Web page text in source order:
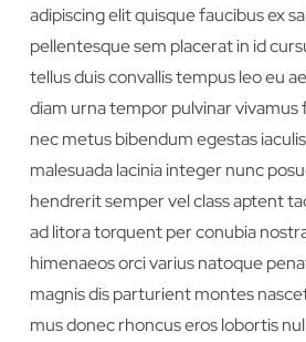
adipiscing elit quisque faucibus ex
pellentesque sem placerat in id
tellus duis convallis tempus leo eu
diam urna tempor pulvinar vivamus
nec metus bibendum egestas
malesuada lacinia integer nunc
hendrerit semper vel class aptent
ad litora torquent per conubia
himenaeos orci varius natoque
magnis dis parturient montes
mus donec rhoncus eros lobortis